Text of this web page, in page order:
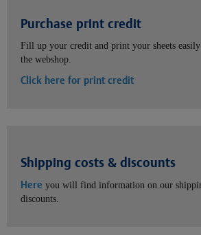
Purchase print credit
Fill up your credit and print your sheets
the webshop.
Click here for print credit
Shipping costs & discounts
Here you will find information on our
discounts.